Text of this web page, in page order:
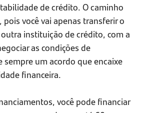
de crédito. O caminho
você vai apenas transferir o
instituição de crédito, com a
as condições de
um acordo que encaixe
financeira.
você pode financiar